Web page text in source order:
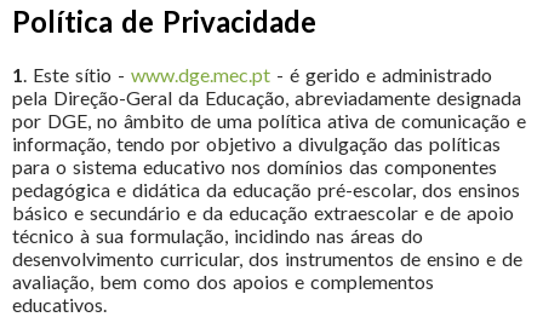
Política de Privacidade
1. Este sítio - www.dge.mec.pt - é gerido e administrado
pela Direção-Geral da Educação, abreviadamente designada
por DGE, no âmbito de uma política ativa de comunicação e
informação, tendo por objetivo a divulgação das políticas
para o sistema educativo nos domínios das componentes
pedagógica e didática da educação pré-escolar, dos ensinos
básico e secundário e da educação extraescolar e de apoio
técnico à sua formulação, incidindo nas áreas do
desenvolvimento curricular, dos instrumentos de ensino e de
avaliação, bem como dos apoios e complementos
educativos.